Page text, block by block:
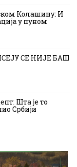
Колашину: И
у пуном
СЕ НИЈЕ БАШ
Шта је то
Србији